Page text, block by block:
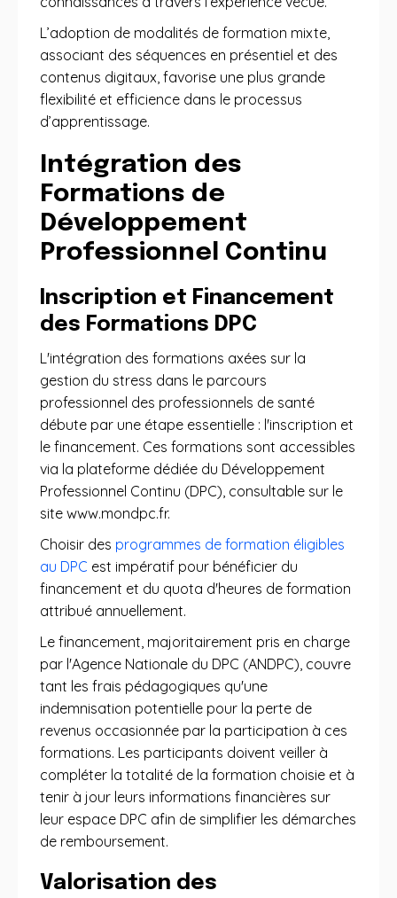
L’adoption de modalités de formation mixte,
associant des séquences en présentiel et des
contenus digitaux, favorise une plus grande
flexibilité et efficience dans le processus
d’apprentissage.
Intégration des
Formations de
Développement
Professionnel Continu
Inscription et Financement
des Formations DPC
L'intégration des formations axées sur la
gestion du stress dans le parcours
professionnel des professionnels de santé
débute par une étape essentielle : l'inscription et
le financement. Ces formations sont accessibles
via la plateforme dédiée du Développement
Professionnel Continu (DPC), consultable sur le
site www.mondpc.fr.
Choisir des programmes de formation éligibles
au DPC est impératif pour bénéficier du
financement et du quota d'heures de formation
attribué annuellement.
Le financement, majoritairement pris en charge
par l'Agence Nationale du DPC (ANDPC), couvre
tant les frais pédagogiques qu'une
indemnisation potentielle pour la perte de
revenus occasionnée par la participation à ces
formations. Les participants doivent veiller à
compléter la totalité de la formation choisie et à
tenir à jour leurs informations financières sur
leur espace DPC afin de simplifier les démarches
de remboursement.
Valorisation des